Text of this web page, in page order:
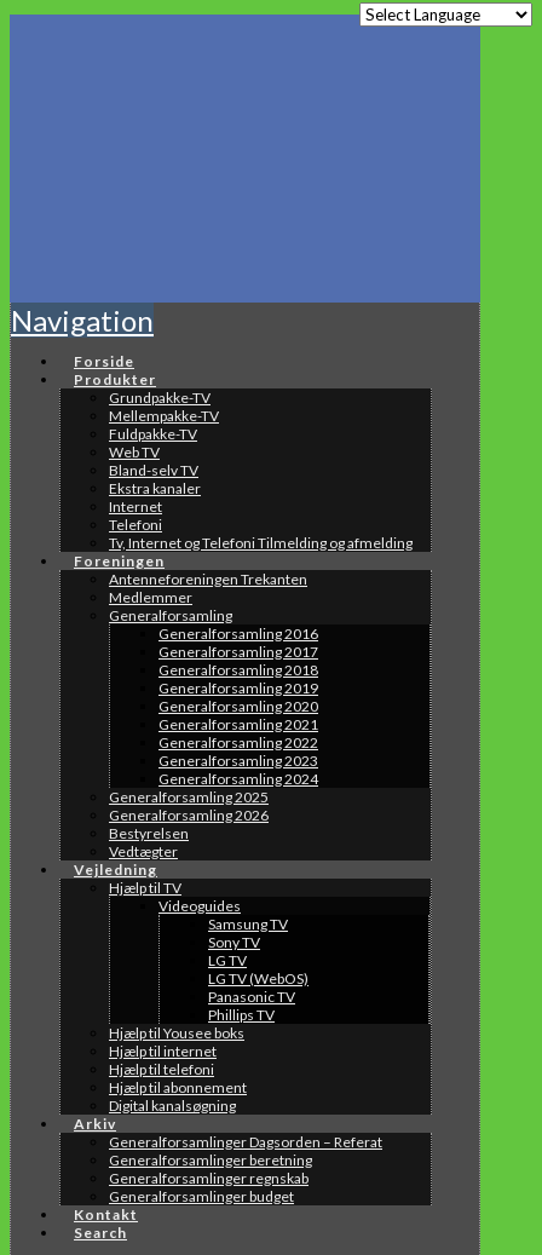
Navigation
Forside
Produkter
Grundpakke-TV
Mellempakke-TV
Fuldpakke-TV
Web TV
Bland-selv TV
Ekstra kanaler
Internet
Telefoni
Tv, Internet og Telefoni Tilmelding og afmelding
Foreningen
Antenneforeningen Trekanten
Medlemmer
Generalforsamling
Generalforsamling 2016
Generalforsamling 2017
Generalforsamling 2018
Generalforsamling 2019
Generalforsamling 2020
Generalforsamling 2021
Generalforsamling 2022
Generalforsamling 2023
Generalforsamling 2024
Generalforsamling 2025
Generalforsamling 2026
Bestyrelsen
Vedtægter
Vejledning
Hjælp til TV
Videoguides
Samsung TV
Sony TV
LG TV
LG TV (WebOS)
Panasonic TV
Phillips TV
Hjælp til Yousee boks
Hjælp til internet
Hjælp til telefoni
Hjælp til abonnement
Digital kanalsøgning
Arkiv
Generalforsamlinger Dagsorden – Referat
Generalforsamlinger beretning
Generalforsamlinger regnskab
Generalforsamlinger budget
Kontakt
Search